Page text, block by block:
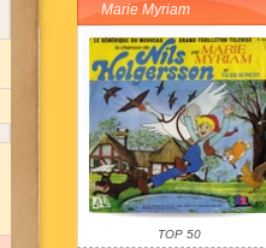
Marie Myriam
TOP 50